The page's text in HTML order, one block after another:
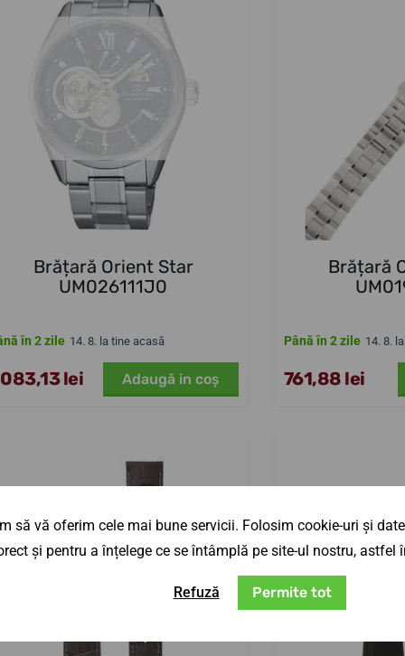
Brățară Orient Star
UM026111J0
în 2 zile 14. 8. la tine acasă
lei Adaugă in coş
Brățară
Până în 2 zile 14. 8.
761,88 lei
să vă oferim cele mai bune servicii. Folosim cookie-uri și
și pentru a înțelege ce se întâmplă pe site-ul nostru,
Refuză Permite tot